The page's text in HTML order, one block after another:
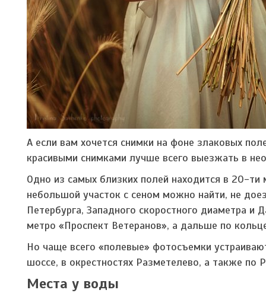
А если вам хочется снимки на фоне злаковых
красивыми снимками лучше всего выезжать в
Одно из самых близких полей находится в 20-
небольшой участок с сеном можно найти, не
Петербурга, Западного скоростного диаметра
метро «Проспект Ветеранов», а дальше по
Но чаще всего «полевые» фотосъемки
шоссе, в окрестностях Разметелево, а также по
Места у воды